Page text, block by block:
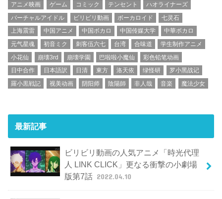
アニメ映画
ゲーム コミック テンセント
ハオライナーズ
バーチャルアイドル
ビリビリ動画 ボーカロイド
七灵石
上海震雷
中国アニメ 中国ボカロ 中国传媒大学
中華ボカロ
元气星魂
初音ミク 刺客伍六七 台湾 合味道
学生制作アニメ
小花仙
崩壊3rd 崩壊学園 巴啦啦小魔仙
彩色铅笔动画
日中合作
日本語訳 日清 東方 洛天依 绿怪研
罗小黑战记
羅小黒戦記
视美动画 阴阳师 陰陽師 非人哉 音楽 魔法少女
最新記事
ビリビリ動画の人気アニメ「時光代理
人 LINK CLICK」更なる衝撃の小劇場
版第7話 2022.04.10